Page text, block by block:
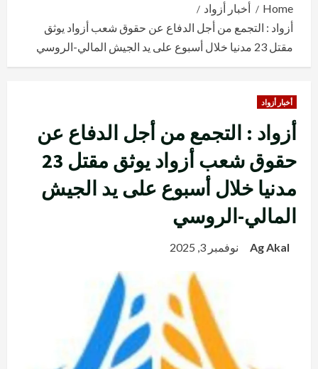
Home
أخبار أزواد
أزواد : التجمع من أجل الدفاع عن حقوق شعب أزواد يوثق
مقتل 23 مدنيا خلال أسبوع على يد الجيش المالي-الروسي
أخبار أزواد
أزواد : التجمع من أجل الدفاع عن
حقوق شعب أزواد يوثق مقتل 23
مدنيا خلال أسبوع على يد الجيش
المالي-الروسي
Ag Akal نوفمبر 3, 2025